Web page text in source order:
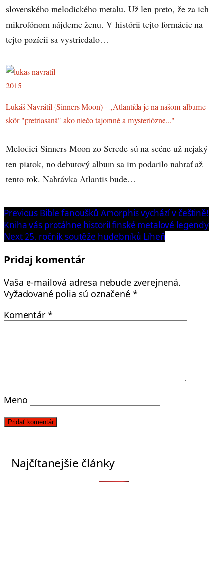
slovenského melodického metalu. Už len preto, že za ich
mikrofónom nájdeme ženu. V histórii tejto formácie na
tejto pozícii sa vystriedalo…
Lukáš Navrátil (Sinners Moon) - ,,Atlantída je na našom albume
skôr "pretriasaná" ako niečo tajomné a mysteriózne..."
Melodici Sinners Moon zo Serede sú na scéne už nejaký
ten piatok, no debutový album sa im podarilo nahrať až
tento rok. Nahrávka Atlantis bude…
Navigácia
v
článku
Previous Previous
post:
Bible fanoušků Amorphis vychází v češtině!
Kniha vás protáhne historií finské metalové legendy
Next Next
25. ročník soutěže hudebníků Líheň
Pridaj komentár
Vaša e-mailová adresa nebude zverejnená.
Vyžadované polia sú označené *
Komentár *
Meno
Najčítanejšie články